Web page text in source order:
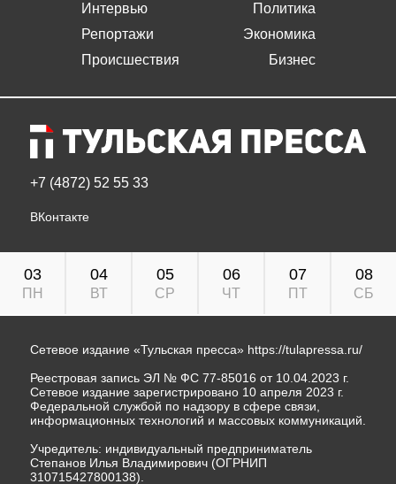
Интервью
Репортажи
Происшествия
Политика
Экономика
Бизнес
+7 (4872) 52 55 33
ВКонтакте
03
ПН
04
ВТ
05
СР
06
ЧТ
07
ПТ
08
СБ
Сетевое издание «Тульская пресса» https://tulapressa.ru/
Реестровая запись ЭЛ № ФС 77-85016 от 10.04.2023 г.
Сетевое издание зарегистрировано 10 апреля 2023 г.
Федеральной службой по надзору в сфере связи,
информационных технологий и массовых коммуникаций.
Учредитель: индивидуальный предприниматель
Степанов Илья Владимирович (ОГРНИП
310715427800138).